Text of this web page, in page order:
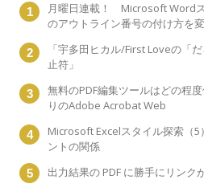
月曜日連載！ Microsoft Word
のアウトライン番号の付け方を
「宇多田ヒカル/First Loveの「
止符」
無料のPDF編集ツールはどの程
りのAdobe Acrobat Web
Microsoft Excelスタイル探索（5
ントの関係
出力結果の PDF に勝手にリンク